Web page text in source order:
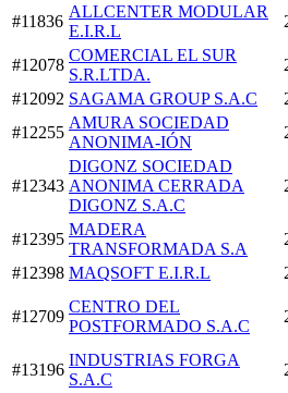
#11836
ALLCENTER MODULAR
E.I.R.L
#12078
COMERCIAL EL SUR
S.R.LTDA.
#12092 SAGAMA GROUP S.A.C
#12255
AMURA SOCIEDAD
ANONIMA-IÓN
#12343
DIGONZ SOCIEDAD
ANONIMA CERRADA
DIGONZ S.A.C
#12395
MADERA
TRANSFORMADA S.A
#12398 MAQSOFT E.I.R.L
#12709
CENTRO DEL
POSTFORMADO S.A.C
#13196
INDUSTRIAS FORGA
S.A.C